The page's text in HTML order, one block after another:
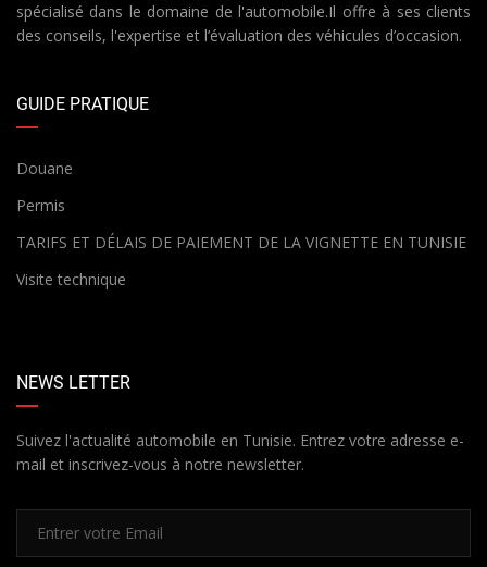
spécialisé dans le domaine de l'automobile.Il offre à ses clients
des conseils, l'expertise et l’évaluation des véhicules d’occasion.
GUIDE PRATIQUE
Douane
Permis
TARIFS ET DÉLAIS DE PAIEMENT DE LA VIGNETTE EN TUNISIE
Visite technique
NEWS LETTER
Suivez l'actualité automobile en Tunisie. Entrez votre adresse e-
mail et inscrivez-vous à notre newsletter.